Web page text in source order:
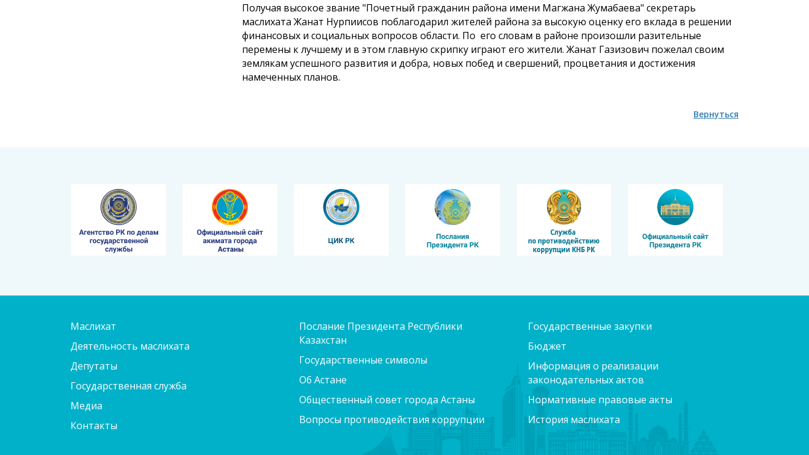
Получая высокое звание "Почетный гражданин района имени Магжана Жумабаева" секретарь
маслихата Жанат Нурпиисов поблагодарил жителей района за высокую оценку его вклада в решении
финансовых и социальных вопросов области. По его словам в районе произошли разительные
перемены к лучшему и в этом главную скрипку играют его жители. Жанат Газизович пожелал своим
землякам успешного развития и добра, новых побед и свершений, процветания и достижения
намеченных планов.
Вернуться
Маслихат
Деятельность маслихата
Депутаты
Государственная служба
Медиа
Контакты
Послание Президента Республики
Казахстан
Государственные символы
Об Астане
Общественный совет города Астаны
Вопросы противодействия коррупции
Государственные закупки
Бюджет
Информация о реализации
законодательных актов
Нормативные правовые акты
История маслихата